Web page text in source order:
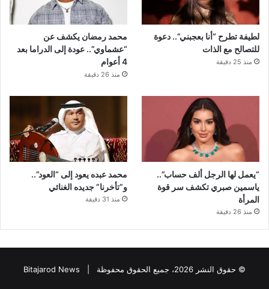
لطيفة تطرح “أنا بعجبني”.. دعوة
للتصالح مع الذات
منذ 25 دقيقة
محمد رمضان يكشف عن
“عشماوي”.. عودة إلى الدراما بعد
4 أعوام
منذ 26 دقيقة
“يعمل لها الرجل ألف حساب”..
ياسمين صبري تكشف سر قوة
المرأة
منذ 26 دقيقة
محمد عبده يعود إلى “العود”..
و”تأخرنا” جديده الغنائي
منذ 31 دقيقة
© حقوق النشر 2026، جميع الحقوق محفوظة | Bitajarod News